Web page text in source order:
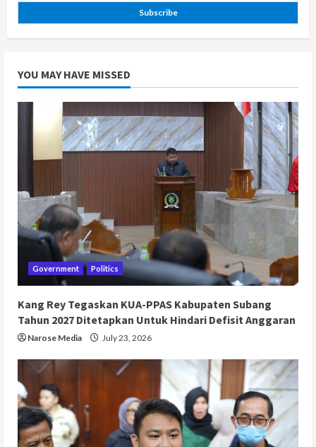
Subscribe
YOU MAY HAVE MISSED
Government Politics
Kang Rey Tegaskan KUA-PPAS Kabupaten Subang
Tahun 2027 Ditetapkan Untuk Hindari Defisit Anggaran
Narose Media July 23, 2026